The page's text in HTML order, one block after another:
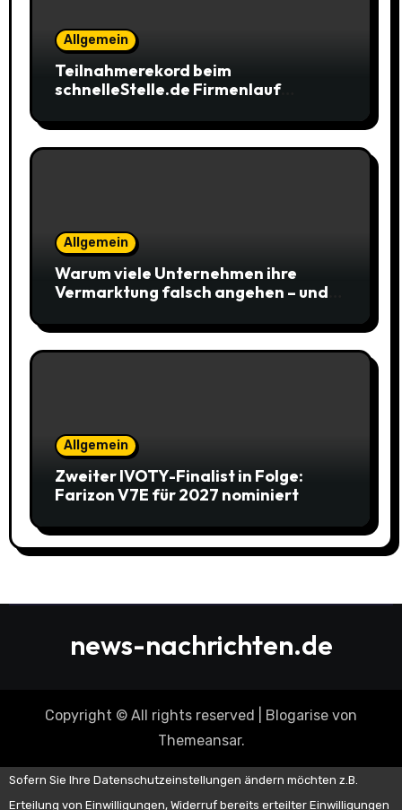
Allgemein
Teilnahmerekord beim
schnelleStelle.de Firmenlauf
Allgemein
Warum viele Unternehmen ihre
Vermarktung falsch angehen – und
Allgemein
Zweiter IVOTY-Finalist in Folge:
Farizon V7E für 2027 nominiert
news-nachrichten.de
Copyright © All rights reserved Blogarise von
Themeansar.
Sofern Sie Ihre Datenschutzeinstellungen ändern möchten z.B.
Erteilung von Einwilligungen, Widerruf bereits erteilter Einwilligungen